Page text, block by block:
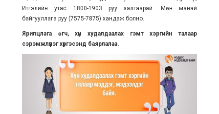
Итгэлийн утас 1800-1903 руу залгаарай. Мөн манай
байгууллага руу (7575-7875) хандаж болно.
Ярилцлага өгч, хүн худалдаалах гэмт хэргийн талаар
сэрэмжлүүлэг хүргэсэнд баярлалаа.